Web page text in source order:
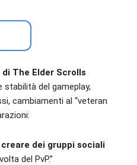
The Elder Scrolls
stabilità del gameplay,
cambiamenti al “veteran
dei gruppi sociali
del PvP.”